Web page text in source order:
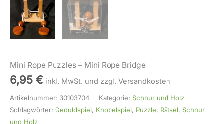
Mini Rope Puzzles – Mini Rope Bridge
6,95 € inkl. MwSt. und zzgl. Versandkosten
Artikelnummer: 30103704 Kategorie: Schnur und Holz
Schlagwörter: Geduldspiel, Knobelspiel, Puzzle, Rätsel, Schnur
und Holz